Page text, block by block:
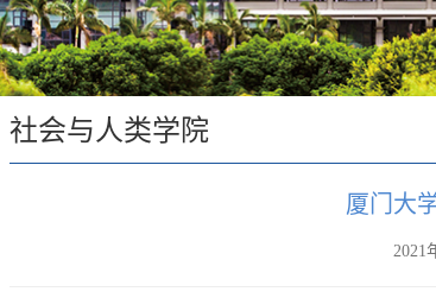
社会与人类学院
厦门大
2021